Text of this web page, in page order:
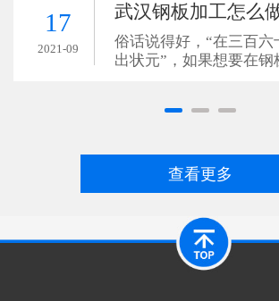
因为这个原因导致加工
17
2021-09
俗话说得好，“在三百六
出状元”，如果想要在钢
切割技术切割钢板的时候
查看更多